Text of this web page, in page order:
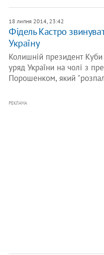
18 липня 2014, 23:42
Фідель Кастро
Україну
Колишній президент
уряд України на чолі з
Порошенком, який
РЕКЛАМА